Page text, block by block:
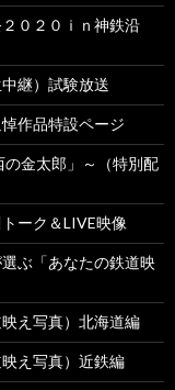
０２０ｉｎ神鉄沿
継）試験放送
作品特設ページ
金太郎」～（特別配
ーク＆LIVE映像
ぶ「あなたの鉄道映
え写真）北海道編
え写真）近鉄編